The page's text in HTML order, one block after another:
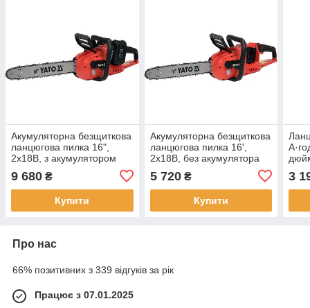
Акумуляторна безщиткова
ланцюгова пилка 16",
2х18В, з акумулятором
9 680 ₴
Купити
Акумуляторна безщиткова
ланцюгова пилка 16',
2х18В, без акумулятора
5 720₴
Купити
3
Про нас
66% позитивних з 339 відгуків за рік
Працює з 07.01.2025